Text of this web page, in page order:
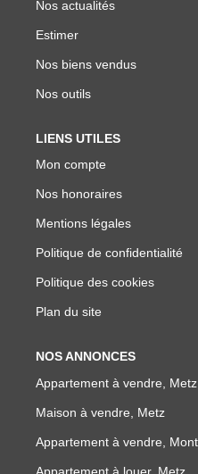
Nos actualités
Estimer
Nos biens vendus
Nos outils
LIENS UTILES
Mon compte
Nos honoraires
Mentions légales
Politique de confidentialité
Politique des cookies
Plan du site
NOS ANNONCES
Appartement à vendre, Metz
Maison à vendre, Metz
Appartement à vendre,
Appartement à louer, Metz